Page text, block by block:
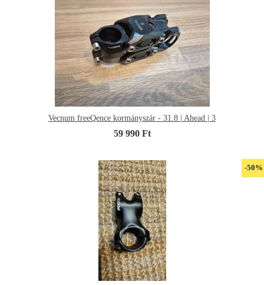
Vecnum freeQence kormányszár - 31.8 | Ahead | 3
59 990 Ft
-50%